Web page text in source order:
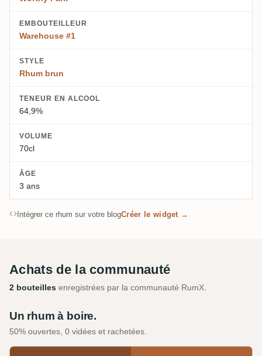
EMBOUTEILLEUR
Warehouse #1
STYLE
Rhum brun
TENEUR EN ALCOOL
64,9%
VOLUME
70cl
ÂGE
3 ans
Intégrer ce rhum sur votre blogCréer le widget →
Achats de la communauté
2 bouteilles enregistrées par la communauté RumX.
Un rhum à boire.
50% ouvertes, 0 vidées et rachetées.